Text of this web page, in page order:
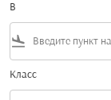
В
flight_land
Класс